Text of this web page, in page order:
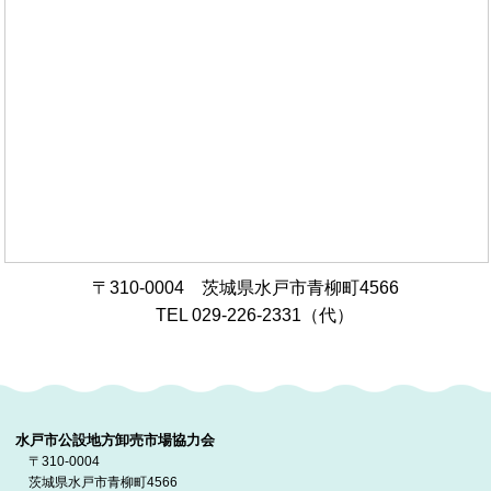
〒310-0004 茨城県水戸市青柳町4566
TEL 029-226-2331（代）
水戸市公設地方卸売市場協力会
〒310-0004
茨城県水戸市青柳町4566